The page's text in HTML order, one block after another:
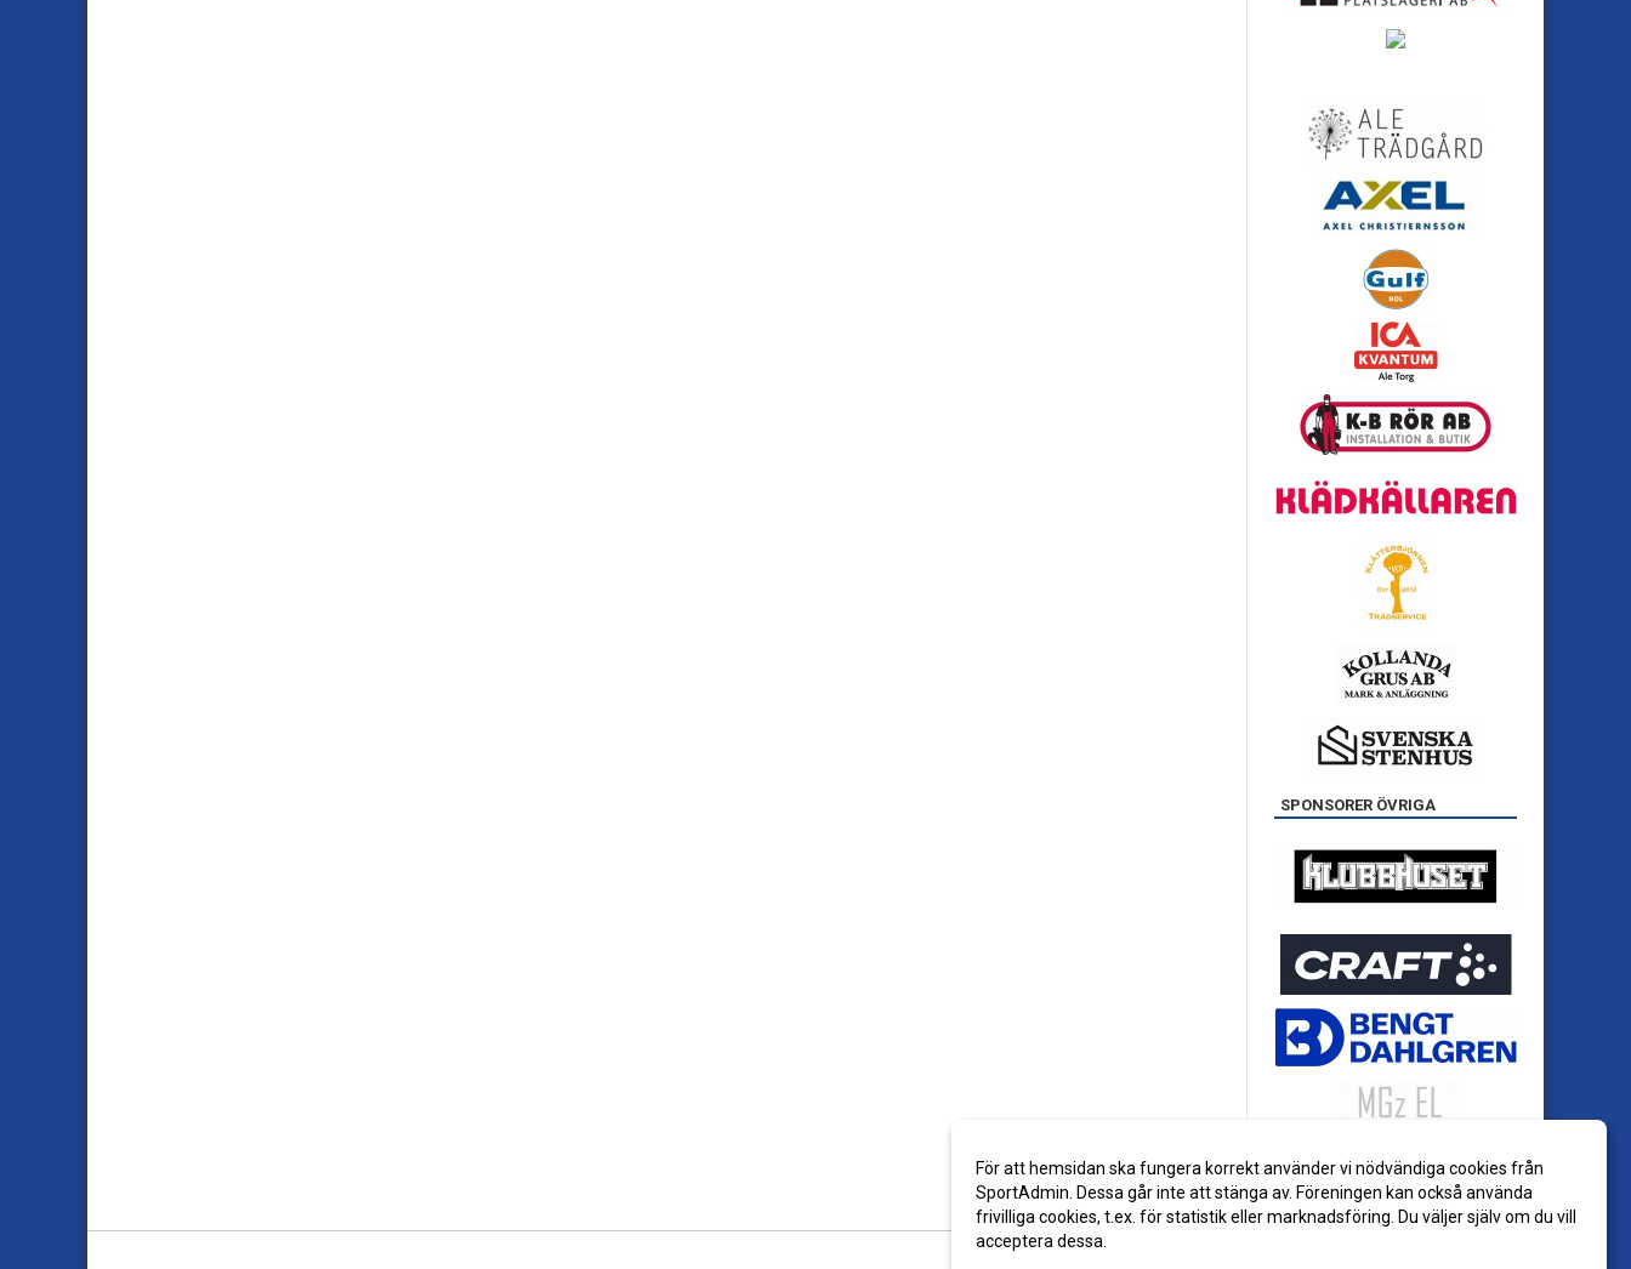
SPONSORER ÖVRIGA
För att hemsidan ska fungera korrekt använder vi nödvändiga cookies från
SportAdmin. Dessa går inte att stänga av. Föreningen kan också använda
frivilliga cookies, t.ex. för statistik eller marknadsföring. Du väljer själv om du vill
acceptera dessa.